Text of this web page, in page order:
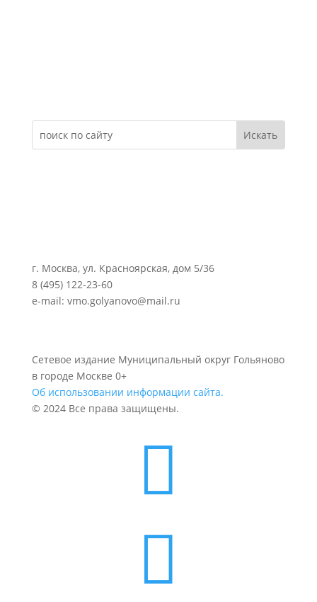
г. Москва, ул. Красноярская, дом 5/36
8 (495) 122-23-60
e-mail: vmo.golyanovo@mail.ru
Сетевое издание Муниципальный округ Гольяново
в городе Москве 0+
Об использовании информации сайта.
© 2024 Все права защищены.

